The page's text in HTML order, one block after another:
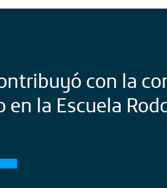
con la
la Escuela